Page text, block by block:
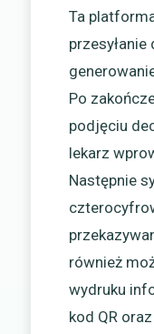
Ta
Po
podjęciu
lekarz
Następnie
również
wydruku
kod QR